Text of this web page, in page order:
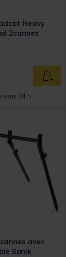
Heavy
2cannes
from
sous 24 h
avec
Sonik